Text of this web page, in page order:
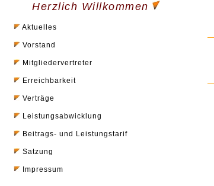
Herzlich Willkommen
Aktuelles
Vorstand
Mitgliedervertreter
Erreichbarkeit
Verträge
Leistungsabwicklung
Beitrags- und Leistungstarif
Satzung
Impressum